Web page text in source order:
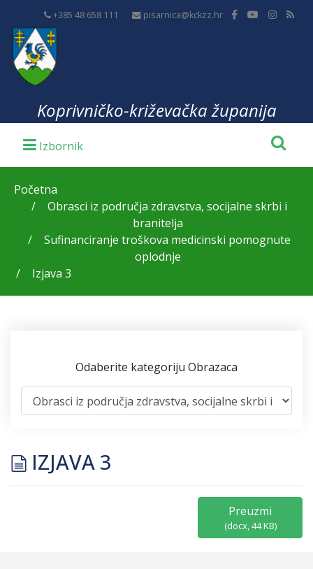
+385 48 658 111 pisarnica@kckzz.hr
Koprivničko-križevačka županija
Početna
Obrasci iz područja zdravstva, socijalne skrbi i
branitelja
Sufinanciranje troškova medicinski pomognute
oplodnje
Izjava 3
Odaberite kategoriju Obrazaca
document
IZJAVA 3
Preuzmi
(docx,44 KB)